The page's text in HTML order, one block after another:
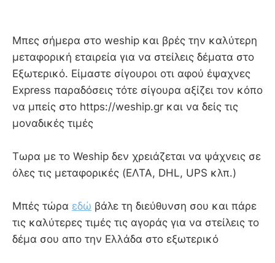
Mπες σήμερα στο weship και βρές την καλύτερη
μεταφορική εταιρεία για να στείλεις δέματα στο
Εξωτερικό. Είμαστε σίγουροι οτι αφού έψαχνες
Express παραδόσεις τότε σίγουρα αξίζει τον κόπο
να μπείς στο https://weship.gr και να δείς τις
μοναδικές τιμές
Τωρα με το Weship δεν χρειάζεται να ψάχνεις σε
όλες τις μεταφορικές (ΕΛΤΑ, DHL, UPS κλπ.)
Μπές τώρα εδώ βάλε τη διεύθυνση σου και πάρε
τις καλύτερες τιμές τις αγοράς για να στείλεις το
δέμα σου απο την Ελλάδα στο εξωτερικό